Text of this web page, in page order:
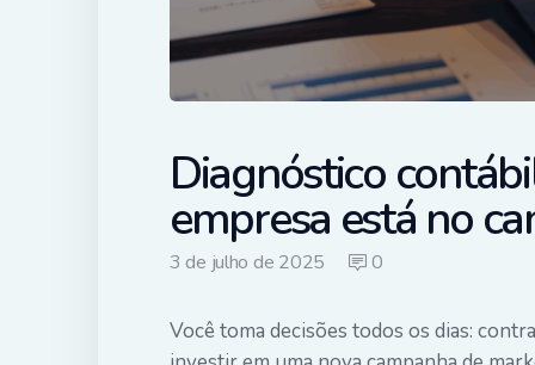
Diagnóstico
empresa está no
3 de julho de 2025 0
Você toma decisões todos os dias: